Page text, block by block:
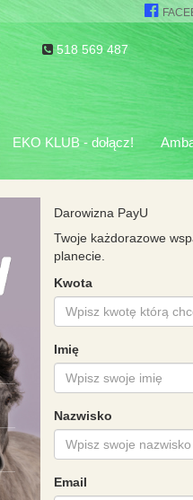
518 569 487
EKO KLUB - dołącz!
Darowizna PayU
Twoje każdorazowe
planecie.
Kwota
Imię
Nazwisko
Email